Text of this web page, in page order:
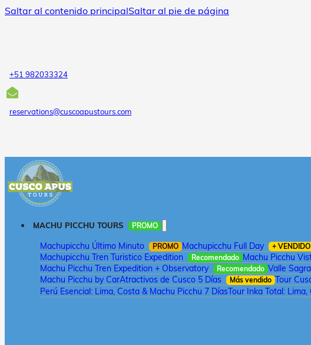
Saltar al contenido principalSaltar al pie de página
+51 982033324
reservations@cuscoapustours.com
MACHU PICCHU TOURS PROMO
Machupicchu Último Minuto PROMO Machupicchu Full Day + VENDIDO
Machupicchu Tren Turistico Expedition Recomendado Machu Picchu
Machu Picchu Tren Expedition + Observatory
Recomendado Valle
Machu Picchu by CarAtractivos de Cusco 5 Días Más vendido Tour
Perú Esencial: Lima, Costa & Machu Picchu 7 DíasTour Inka Total: